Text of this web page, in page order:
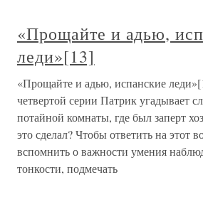
«Прощайте и адью,
леди»[13]
«Прощайте и адью, испанские
четвертой серии Патрик угадывает
потайной комнаты, где был заперт
это сделал? Чтобы ответить на этот
вспомнить о важности умения
тонкости, подмечать